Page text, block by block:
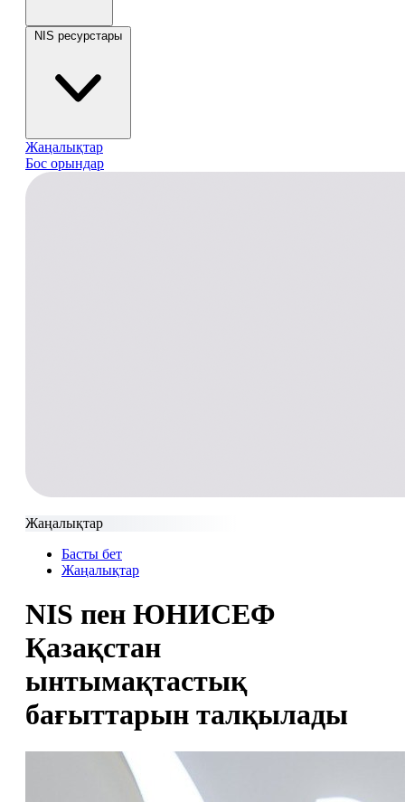
NIS ресурстары
Жаңалықтар
Бос орындар
Жаңалықтар
Басты бет
Жаңалықтар
NIS пен ЮНИСЕФ
Қазақстан
ынтымақтастық
бағыттарын талқылады